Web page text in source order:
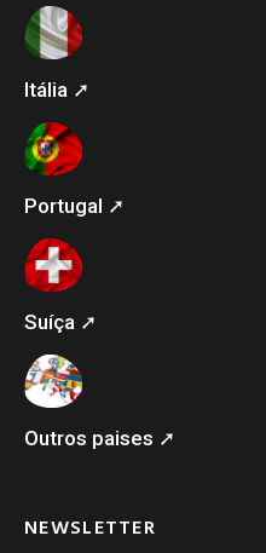
Itália ➚
Portugal ➚
Suíça ➚
Outros paises ➚
NEWSLETTER